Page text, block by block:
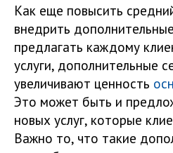
Как еще повысить
внедрить
предлагать каждому
услуги, дополнительные
увеличивают ценность
Это может быть и
новых услуг, которые
Важно то, что такие